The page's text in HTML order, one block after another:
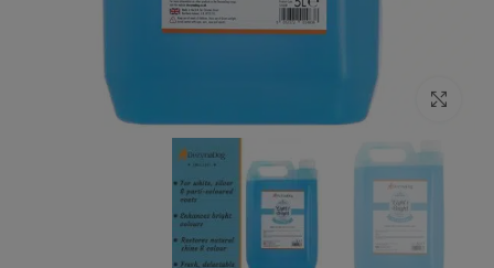
Click to enlarge